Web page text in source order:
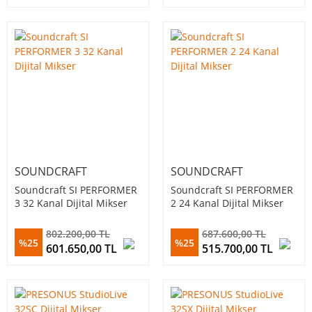
SOUNDCRAFT
Soundcraft SI PERFORMER
3 32 Kanal Dijital Mikser
%25
802.200,00 TL
601.650,00 TL
SOUNDCRAFT
Soundcraft SI PERFORMER
2 24 Kanal Dijital Mikser
%25
687.600,00 TL
515.700,00 TL